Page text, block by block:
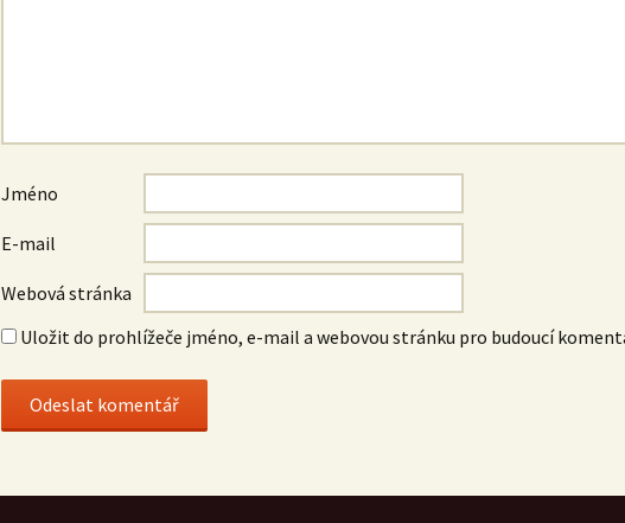
Jméno
E-mail
Webová stránka
Uložit do prohlížeče jméno, e-mail a webovou stránku pro budoucí